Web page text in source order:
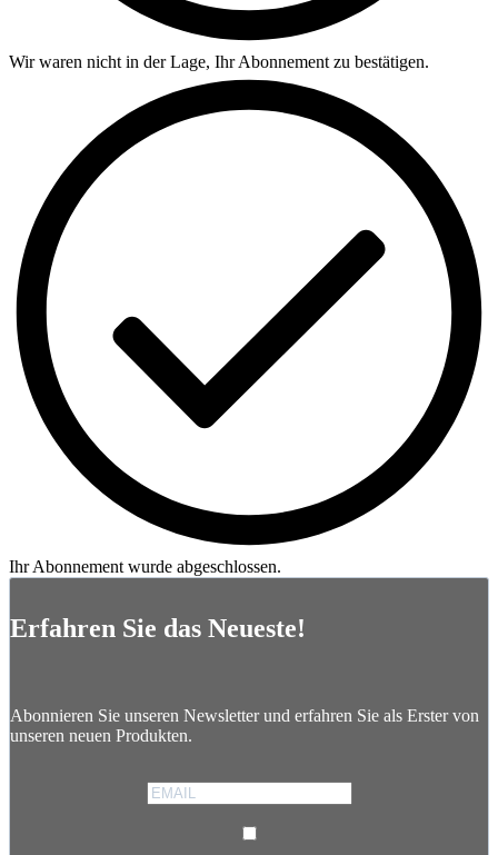
Wir waren nicht in der Lage, Ihr Abonnement zu bestätigen.
Ihr Abonnement wurde abgeschlossen.
Erfahren Sie das Neueste!
Abonnieren Sie unseren Newsletter und erfahren Sie als Erster von
unseren neuen Produkten.